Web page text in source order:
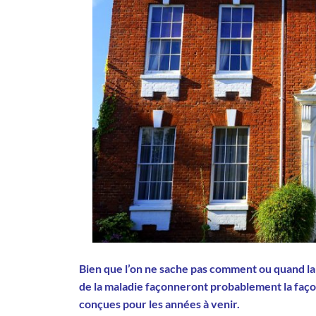
Bien que l’on ne sache pas comment ou
de la maladie façonneront probablement la
conçues pour les années à venir.